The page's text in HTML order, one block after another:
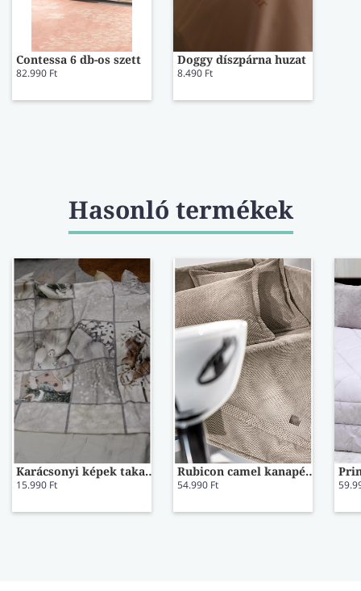
Contessa 6 db-os szett
82.990 Ft
Doggy díszpárna huzat
8.490 Ft
Hasonló termékek
Karácsonyi képek takaró
15.990 Ft
Rubicon camel kanapé takaró
54.990 Ft